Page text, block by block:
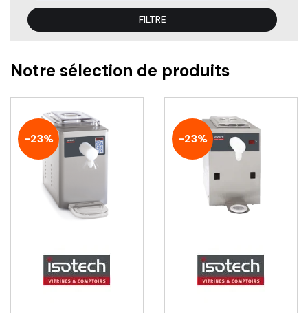
FILTRE
Notre sélection de produits
-23% -23%